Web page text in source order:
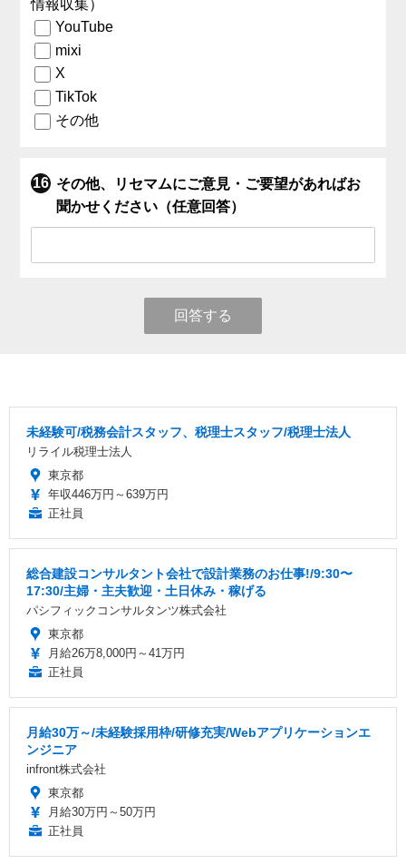
情報収集）
YouTube
mixi
X
TikTok
その他
その他、リセマムにご意見・ご要望があればお
聞かせください（任意回答）
回答する
未経験可/税務会計スタッフ、税理士スタッフ/税理士法人
リライル税理士法人
東京都
年収446万円～639万円
正社員
総合建設コンサルタント会社で設計業務のお仕事!/9:30〜
17:30/主婦・主夫歓迎・土日休み・稼げる
パシフィックコンサルタンツ株式会社
東京都
月給26万8,000円～41万円
正社員
月給30万～/未経験採用枠/研修充実/Webアプリケーションエ
ンジニア
infront株式会社
東京都
月給30万円～50万円
正社員